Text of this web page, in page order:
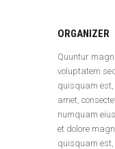
ORGANIZER
Quuntur
voluptatem
quisquam
amet,
numquam
et dolore
quisquam